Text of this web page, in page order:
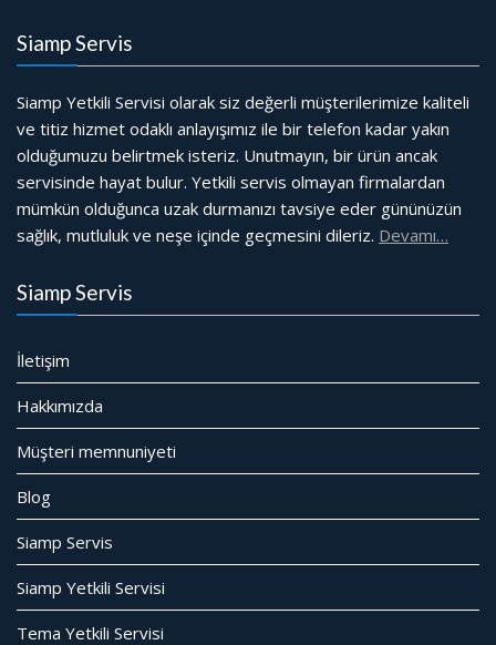
Siamp Servis
Siamp Yetkili Servisi olarak siz değerli müşterilerimize kaliteli
ve titiz hizmet odaklı anlayışımız ile bir telefon kadar yakın
olduğumuzu belirtmek isteriz. Unutmayın, bir ürün ancak
servisinde hayat bulur. Yetkili servis olmayan firmalardan
mümkün olduğunca uzak durmanızı tavsiye eder gününüzün
sağlık, mutluluk ve neşe içinde geçmesini dileriz. Devamı…
Siamp Servis
İletişim
Hakkımızda
Müşteri memnuniyeti
Blog
Siamp Servis
Siamp Yetkili Servisi
Tema Yetkili Servisi